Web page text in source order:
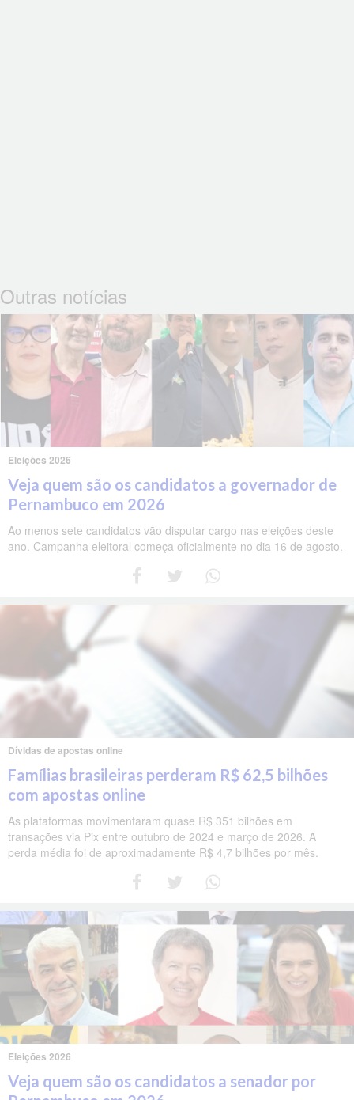
Outras notícias
Eleições 2026
Veja quem são os candidatos a governador de
Pernambuco em 2026
Ao menos sete candidatos vão disputar cargo nas eleições deste
ano. Campanha eleitoral começa oficialmente no dia 16 de agosto.
Dívidas de apostas online
Famílias brasileiras perderam R$ 62,5 bilhões
com apostas online
As plataformas movimentaram quase R$ 351 bilhões em
transações via Pix entre outubro de 2024 e março de 2026. A
perda média foi de aproximadamente R$ 4,7 bilhões por mês.
Eleições 2026
Veja quem são os candidatos a senador por